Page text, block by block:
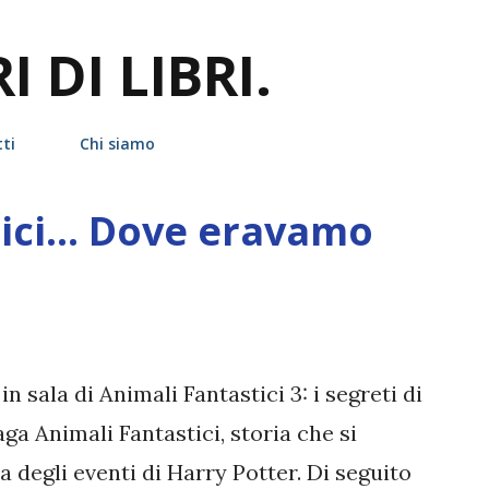
DI LIBRI.
Chi siamo
Dove eravamo
sala di Animali Fantastici 3: i segreti di
Animali Fantastici, storia che si
degli eventi di Harry Potter. Di seguito